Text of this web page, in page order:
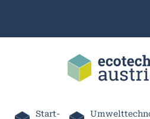
Start-